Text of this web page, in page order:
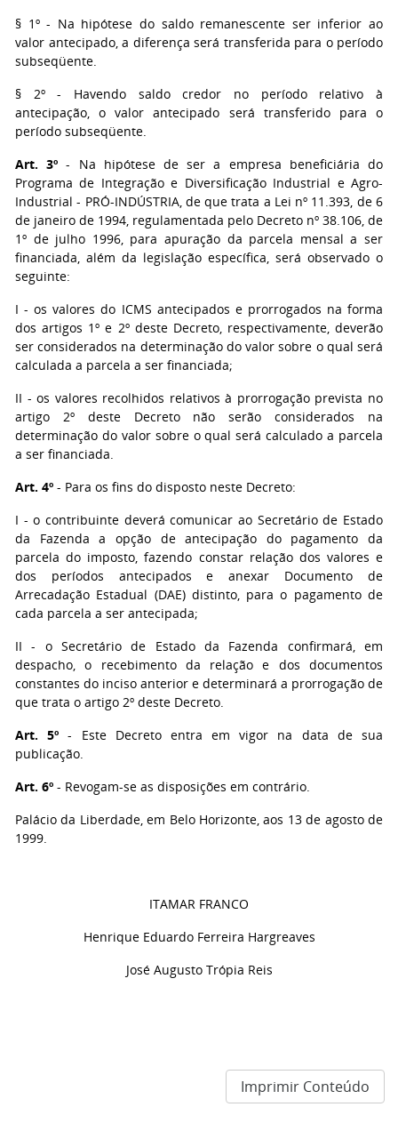
§ 1º - Na hipótese do saldo remanescente ser inferior ao
valor antecipado, a diferença será transferida para o período
subseqüente.
§ 2º - Havendo saldo credor no período relativo à
antecipação, o valor antecipado será transferido para o
período subseqüente.
Art. 3º - Na hipótese de ser a empresa beneficiária do
Programa de Integração e Diversificação Industrial e Agro-
Industrial - PRÓ-INDÚSTRIA, de que trata a Lei nº 11.393, de 6
de janeiro de 1994, regulamentada pelo Decreto nº 38.106, de
1º de julho 1996, para apuração da parcela mensal a ser
financiada, além da legislação específica, será observado o
seguinte:
I - os valores do ICMS antecipados e prorrogados na forma
dos artigos 1º e 2º deste Decreto, respectivamente, deverão
ser considerados na determinação do valor sobre o qual será
calculada a parcela a ser financiada;
II - os valores recolhidos relativos à prorrogação prevista no
artigo 2º deste Decreto não serão considerados na
determinação do valor sobre o qual será calculado a parcela
a ser financiada.
Art. 4º - Para os fins do disposto neste Decreto:
I - o contribuinte deverá comunicar ao Secretário de Estado
da Fazenda a opção de antecipação do pagamento da
parcela do imposto, fazendo constar relação dos valores e
dos períodos antecipados e anexar Documento de
Arrecadação Estadual (DAE) distinto, para o pagamento de
cada parcela a ser antecipada;
II - o Secretário de Estado da Fazenda confirmará, em
despacho, o recebimento da relação e dos documentos
constantes do inciso anterior e determinará a prorrogação de
que trata o artigo 2º deste Decreto.
Art. 5º - Este Decreto entra em vigor na data de sua
publicação.
Art. 6º - Revogam-se as disposições em contrário.
Palácio da Liberdade, em Belo Horizonte, aos 13 de agosto de
1999.
ITAMAR FRANCO
Henrique Eduardo Ferreira Hargreaves
José Augusto Trópia Reis
Imprimir Conteúdo